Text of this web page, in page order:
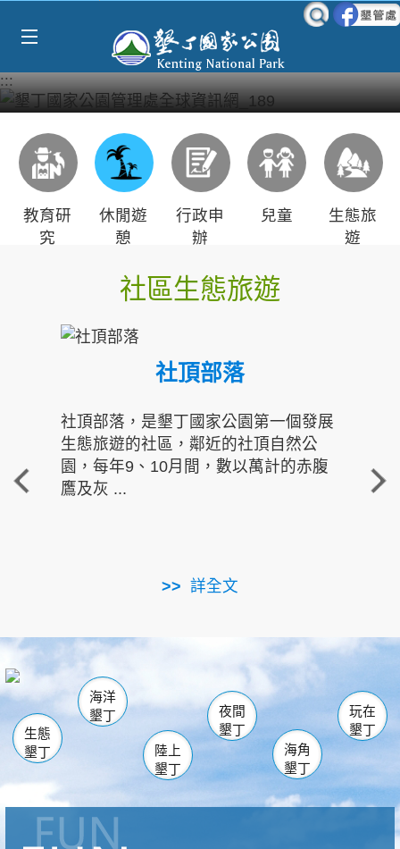
:::
教育研
究
休閒遊
憩
行政申
辦
兒童
生態旅
遊
社區生態旅遊
社頂部落
社頂部落，是墾丁國家公園第一個發展
生態旅遊的社區，鄰近的社頂自然公
園，每年9、10月間，數以萬計的赤腹
鷹及灰 ...
詳全文
重
走進
南仁湖
海生館
恆春 佳樂水
龍鑾潭自然中心 森林遊樂區
瓊麻館
關山 墾管處遊客中心
社頂公園 風吹沙
船帆石
白砂 龍磐公園
香蕉灣
砂島
鵝鑾鼻
生態
墾丁
海洋
墾丁
陸上
墾丁
夜間
墾丁
海角
墾丁
玩在
墾丁